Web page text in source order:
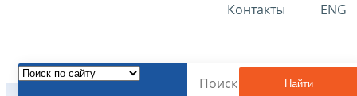
Контакты ENG
Найти